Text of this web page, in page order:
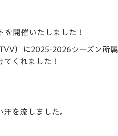
を開催いたしました！
）に2025-2026シーズン所属
くれました！
を流しました。